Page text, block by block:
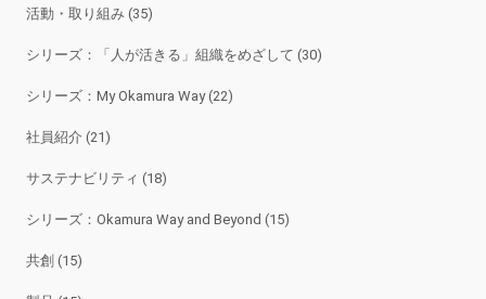
活動・取り組み (35)
シリーズ：「人が活きる」組織をめざして (30)
シリーズ：My Okamura Way (22)
社員紹介 (21)
サステナビリティ (18)
シリーズ：Okamura Way and Beyond (15)
共創 (15)